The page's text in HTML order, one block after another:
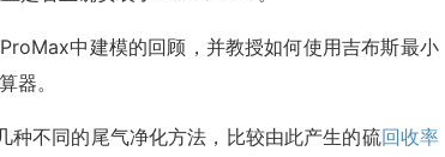
中建模的回顾，并教授如何使用吉布斯最小
器。
不同的尾气净化方法，比较由此产生的硫回收率